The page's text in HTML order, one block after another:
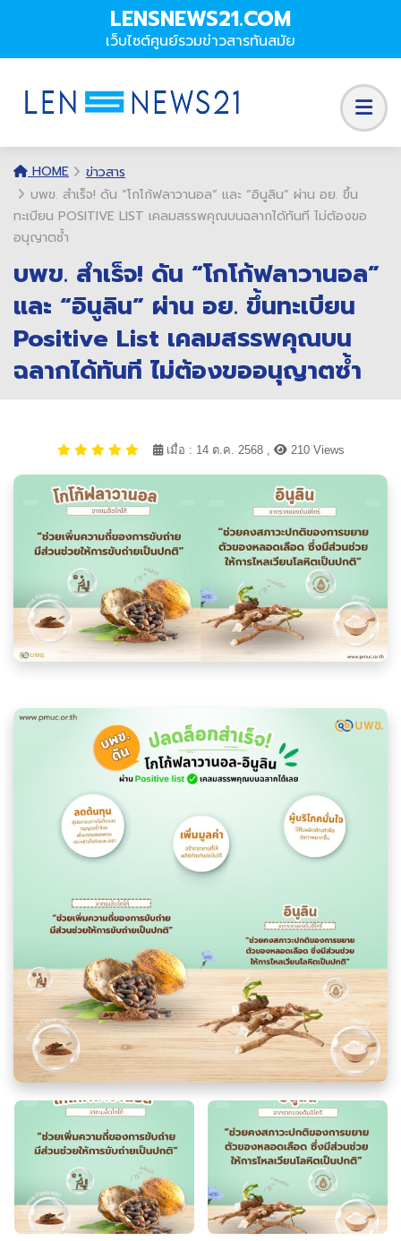
LENSNEWS21.COM
เว็บไซต์ศูนย์รวมข่าวสารทันสมัย
HOME
ข่าวสาร
บพข. สำเร็จ! ดัน “โกโก้ฟลาวานอล” และ “อินูลิน” ผ่าน อย. ขึ้น
ทะเบียน POSITIVE LIST เคลมสรรพคุณบนฉลากได้ทันที ไม่ต้องขอ
อนุญาตซ้ำ
บพข. สำเร็จ! ดัน “โกโก้ฟลาวานอล”
และ “อินูลิน” ผ่าน อย. ขึ้นทะเบียน
Positive List เคลมสรรพคุณบน
ฉลากได้ทันที ไม่ต้องขออนุญาตซ้ำ
เมื่อ : 14 ต.ค. 2568 , 210 Views